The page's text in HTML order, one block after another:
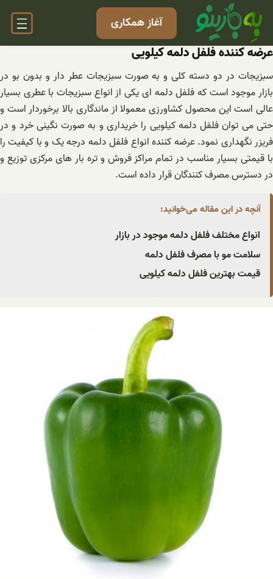
محتوا
آغاز همکاری
عرضه کننده فلفل دلمه کیلویی
سبزیجات در دو دسته کلی و به صورت سبزیجات عطر دار و بدون بو در
بازار موجود است که فلفل دلمه ای یکی از انواع سبزیجات با عطری بسیار
عالی است این محصول کشاورزی معمولا از ماندگاری بالا برخوردار است و
حتی می توان فلفل دلمه کیلویی را خریداری و به صورت نگینی خرد و در
فریزر نگهداری نمود. عرضه کننده انواع فلفل دلمه درجه یک و با کیفیت را
با قیمتی بسیار مناسب در تمام مراکز فروش و تره بار های مرکزی توزیع و
در دسترس مصرف کنندگان قرار داده است.
آنچه در این مقاله می‌خوانید:
انواع مختلف فلفل دلمه موجود در بازار
سلامت مو با مصرف فلفل دلمه
قیمت بهترین فلفل دلمه کیلویی